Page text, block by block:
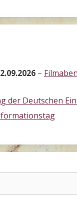
–
der Deutschen